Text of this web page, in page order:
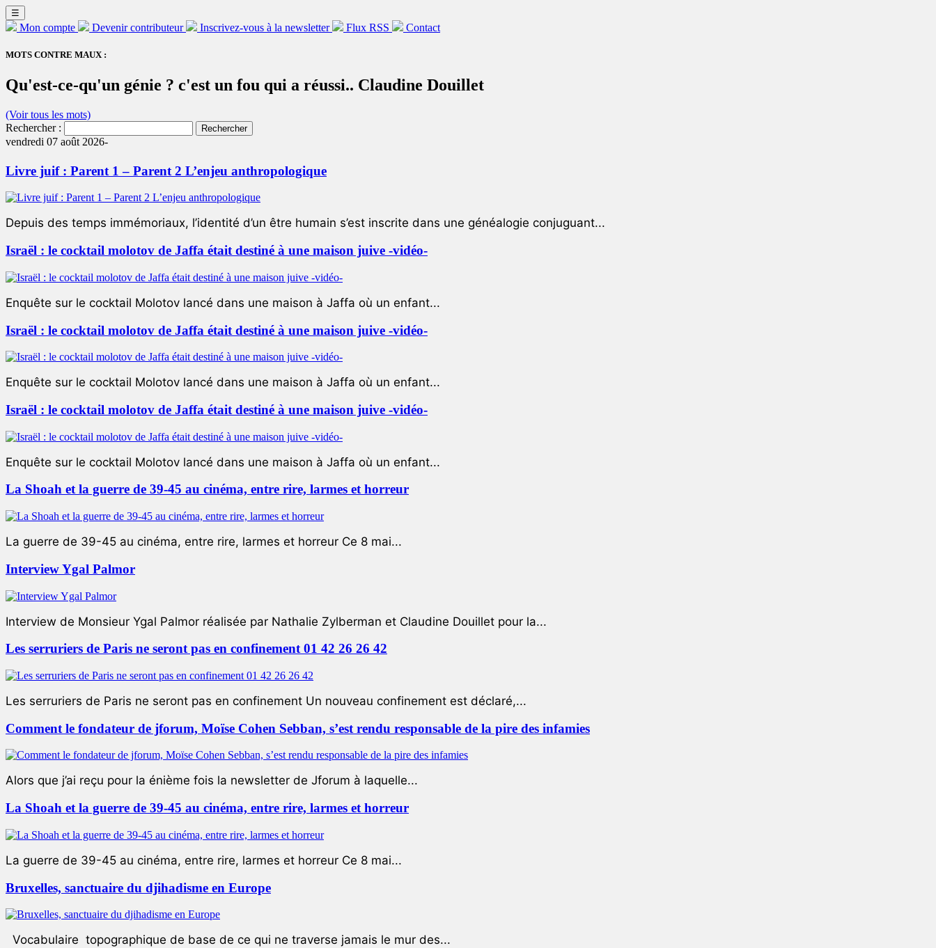
☰
Mon compte Devenir contributeur Inscrivez-vous à la newsletter Flux RSS Contact
MOTS CONTRE MAUX :
Qu'est-ce-qu'un génie ? c'est un fou qui a réussi.. Claudine Douillet
(Voir tous les mots)
Rechercher :
vendredi 07 août 2026-
Livre juif : Parent 1 – Parent 2 L’enjeu anthropologique
Depuis des temps immémoriaux, l’identité d’un être humain s’est inscrite dans une généalogie conjuguant...
Israël : le cocktail molotov de Jaffa était destiné à une maison juive -vidéo-
Enquête sur le cocktail Molotov lancé dans une maison à Jaffa où un enfant...
Israël : le cocktail molotov de Jaffa était destiné à une maison juive -vidéo-
Enquête sur le cocktail Molotov lancé dans une maison à Jaffa où un enfant...
Israël : le cocktail molotov de Jaffa était destiné à une maison juive -vidéo-
Enquête sur le cocktail Molotov lancé dans une maison à Jaffa où un enfant...
La Shoah et la guerre de 39-45 au cinéma, entre rire, larmes et horreur
La guerre de 39-45 au cinéma, entre rire, larmes et horreur Ce 8 mai...
Interview Ygal Palmor
Interview de Monsieur Ygal Palmor réalisée par Nathalie Zylberman et Claudine Douillet pour la...
Les serruriers de Paris ne seront pas en confinement 01 42 26 26 42
Les serruriers de Paris ne seront pas en confinement Un nouveau confinement est déclaré,...
Comment le fondateur de jforum, Moïse Cohen Sebban, s’est rendu responsable de la pire des infamies
Alors que j’ai reçu pour la énième fois la newsletter de Jforum à laquelle...
La Shoah et la guerre de 39-45 au cinéma, entre rire, larmes et horreur
La guerre de 39-45 au cinéma, entre rire, larmes et horreur Ce 8 mai...
Bruxelles, sanctuaire du djihadisme en Europe
Vocabulaire topographique de base de ce qui ne traverse jamais le mur des...